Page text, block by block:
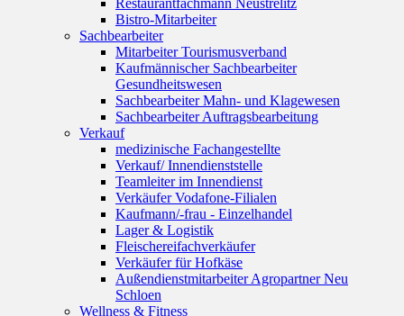
Restaurantfachmann Neustrelitz
Bistro-Mitarbeiter
Sachbearbeiter
Mitarbeiter Tourismusverband
Kaufmännischer Sachbearbeiter
Gesundheitswesen
Sachbearbeiter Mahn- und Klagewesen
Sachbearbeiter Auftragsbearbeitung
Verkauf
medizinische Fachangestellte
Verkauf/ Innendienststelle
Teamleiter im Innendienst
Verkäufer Vodafone-Filialen
Kaufmann/-frau - Einzelhandel
Lager & Logistik
Fleischereifachverkäufer
Verkäufer für Hofkäse
Außendienstmitarbeiter Agropartner Neu
Schloen
Wellness & Fitness